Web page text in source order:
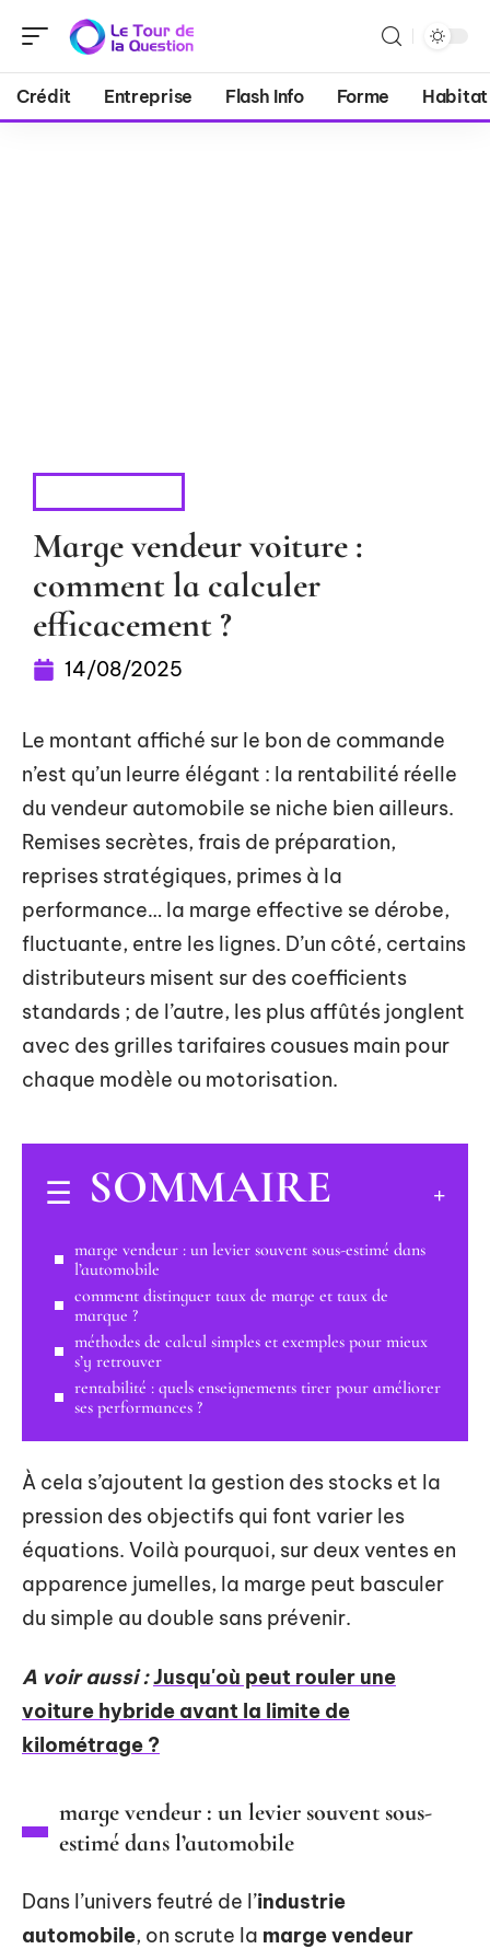
Crédit Entreprise Flash Info Forme Habitat
Marge vendeur voiture :
comment la calculer
efficacement ?
14/08/2025
Le montant affiché sur le bon de commande
n’est qu’un leurre élégant : la rentabilité réelle
du vendeur automobile se niche bien ailleurs.
Remises secrètes, frais de préparation,
reprises stratégiques, primes à la
performance… la marge effective se dérobe,
fluctuante, entre les lignes. D’un côté, certains
distributeurs misent sur des coefficients
standards ; de l’autre, les plus affûtés jonglent
avec des grilles tarifaires cousues main pour
chaque modèle ou motorisation.
SOMMAIRE
marge vendeur : un levier souvent sous-estimé dans
l’automobile
comment distinguer taux de marge et taux de
marque ?
méthodes de calcul simples et exemples pour mieux
s’y retrouver
rentabilité : quels enseignements tirer pour améliorer
ses performances ?
À cela s’ajoutent la gestion des stocks et la
pression des objectifs qui font varier les
équations. Voilà pourquoi, sur deux ventes en
apparence jumelles, la marge peut basculer
du simple au double sans prévenir.
A voir aussi :Jusqu'où peut rouler une
voiture hybride avant la limite de
kilométrage ?
marge vendeur : un levier souvent sous-
estimé dans l’automobile
Dans l’univers feutré de l’industrie
automobile, on scrute la marge vendeur